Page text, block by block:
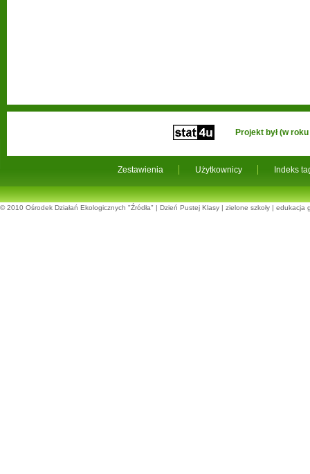
Zestawienia Użytkownicy Indeks
Projekt był (w
© 2010 Ośrodek Działań Ekologicznych "Źródła" | Dzień Pustej Klasy | zielone szkoły | edukacja